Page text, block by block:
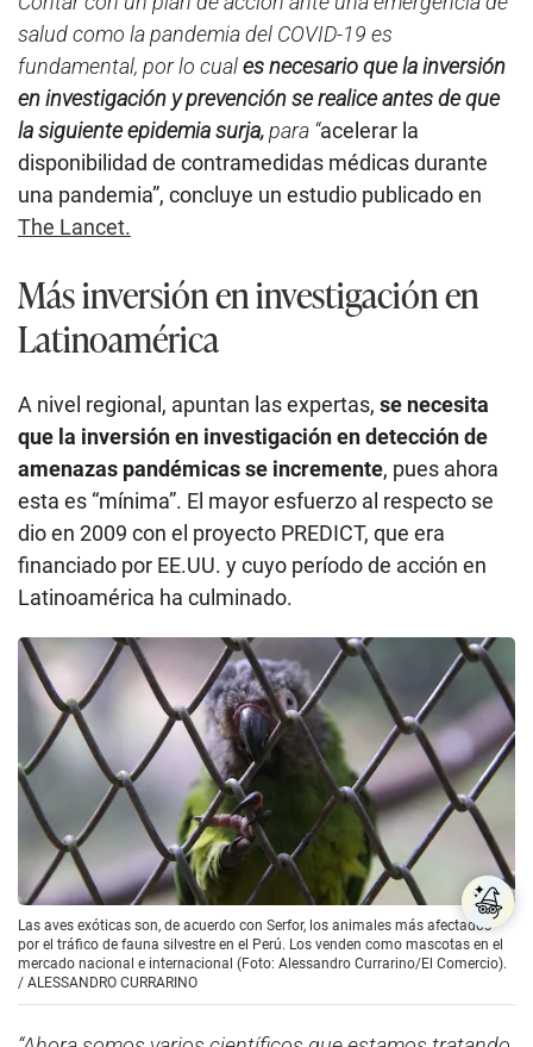
salud como la pandemia del COVID-19 es
fundamental, por lo cuales necesario que la inversión
en investigación y prevención se realice antes de que
la siguiente epidemia surja,para “acelerar la
disponibilidad de contramedidas médicas durante
una pandemia”, concluye un estudio publicado en
The Lancet.
Más inversión en investigación en
Latinoamérica
A nivel regional, apuntan las expertas, se necesita
que la inversión en investigación en detección de
amenazas pandémicas se incremente, pues ahora
esta es “mínima”. El mayor esfuerzo al respecto se
dio en 2009 con el proyecto PREDICT, que era
financiado por EE.UU. y cuyo período de acción en
Latinoamérica ha culminado.
Las aves exóticas son, de acuerdo con Serfor, los animales más afectados
por el tráfico de fauna silvestre en el Perú. Los venden como mascotas en el
mercado nacional e internacional (Foto: Alessandro Currarino/El Comercio).
/ ALESSANDRO CURRARINO